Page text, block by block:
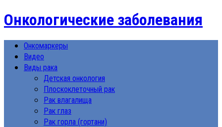
Онкологические заболевания
Онкомаркеры
Видео
Виды рака
Детская онкология
Плоскоклеточный рак
Рак влагалища
Рак глаз
Рак горла (гортани)